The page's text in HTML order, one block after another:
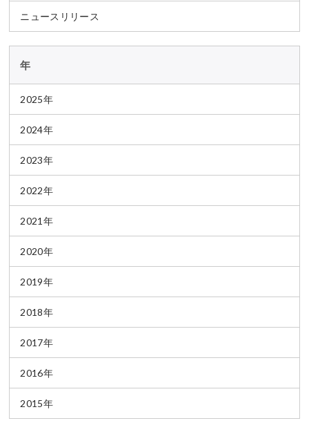
ニュースリリース
年
2025年
2024年
2023年
2022年
2021年
2020年
2019年
2018年
2017年
2016年
2015年